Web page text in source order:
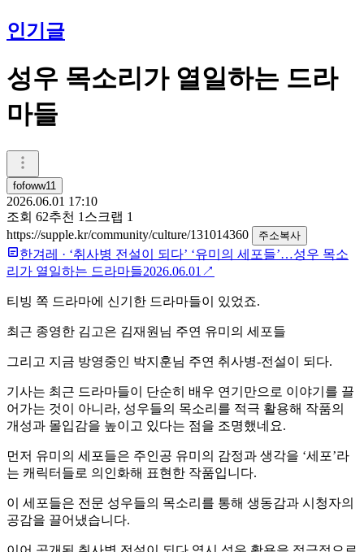
인기글
성우 목소리가 열일하는 드라
마들
fofoww11
2026.06.01 17:10
조회 62추천 1 스크랩 1
https://supple.kr/community/culture/131014360
주소복사
한겨레 · ‘취사병 전설이 되다’ ‘유미의 세포들’…성우 목소
리가 열일하는 드라마들2026.06.01 ↗
티빙 쪽 드라마에 신기한 드라마들이 있었죠.
최근 종영한 김고은 김재원님 주연 유미의 세포들
그리고 지금 방영중인 박지훈님 주연 취사병-전설이 되다.
기사는 최근 드라마들이 단순히 배우 연기만으로 이야기를 끌
어가는 것이 아니라, 성우들의 목소리를 적극 활용해 작품의
개성과 몰입감을 높이고 있다는 점을 조명했네요.
먼저 유미의 세포들은 주인공 유미의 감정과 생각을 ‘세포’라
는 캐릭터들로 의인화해 표현한 작품입니다.
이 세포들은 전문 성우들의 목소리를 통해 생동감과 시청자의
공감을 끌어냈습니다.